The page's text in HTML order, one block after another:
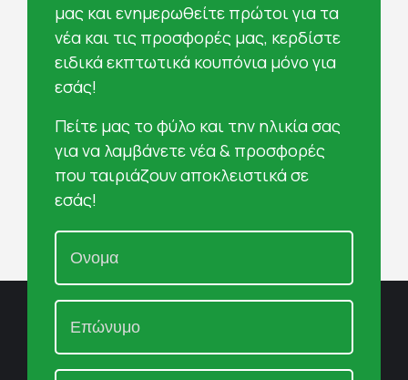
μας και ενημερωθείτε πρώτοι για τα
νέα και τις προσφορές μας, κερδίστε
ειδικά εκπτωτικά κουπόνια μόνο για
εσάς!
Πείτε μας το φύλο και την ηλικία σας
για να λαμβάνετε νέα & προσφορές
που ταιριάζουν αποκλειστικά σε
εσάς!